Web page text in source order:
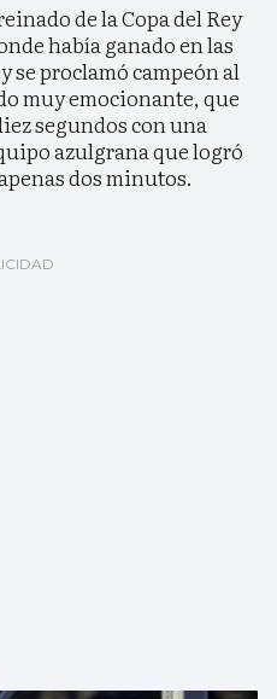
de la Copa del Rey
había ganado en las
se proclamó campeón al
muy emocionante, que
segundos con una
azulgrana que logró
dos minutos.